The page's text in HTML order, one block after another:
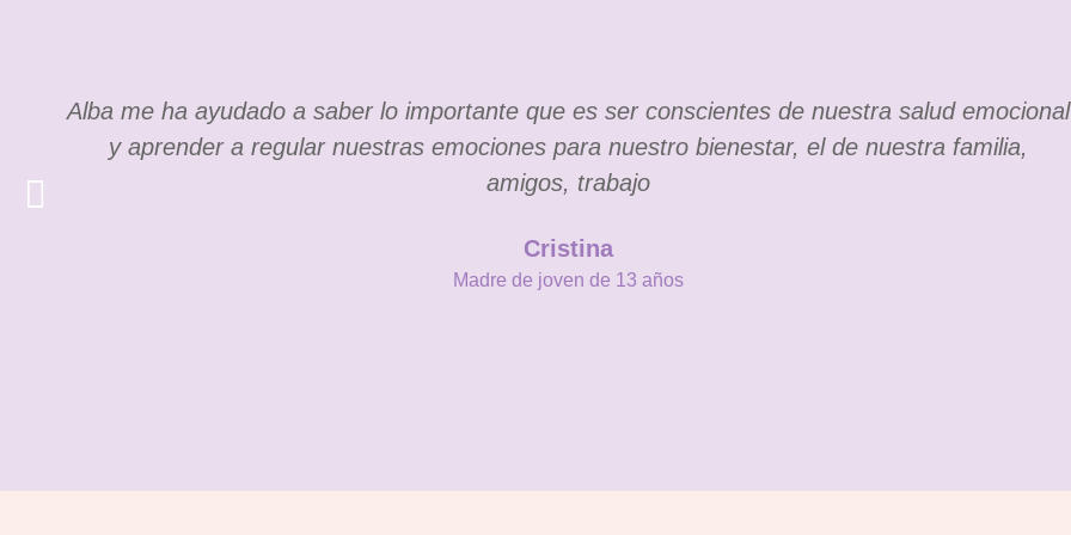
Alba me ha ayudado a saber lo importante que es ser conscientes de nuestra salud emocional
y aprender a regular nuestras emociones para nuestro bienestar, el de nuestra familia,
amigos, trabajo
Cristina
Madre de joven de 13 años